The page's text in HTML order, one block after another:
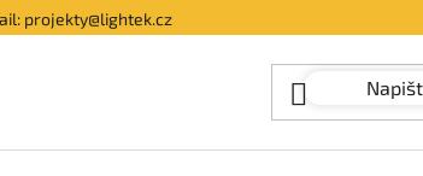
projekty@lightek.cz